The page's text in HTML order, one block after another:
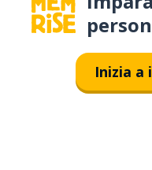
Inizia a